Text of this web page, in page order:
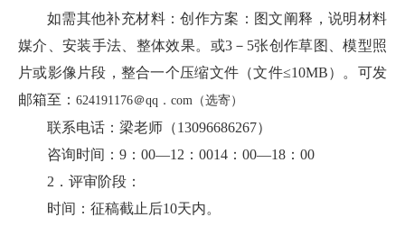
如需其他补充材料：创作方案：图文阐释，说明材料
媒介、安装手法、整体效果。或3－5张创作草图、模型照
片或影像片段，整合一个压缩文件（文件≤10MB）。可发
邮箱至： 624191176＠qq．com（选寄）
联系电话：梁老师（13096686267）
咨询时间：9：00—12：0014：00—18：00
2．评审阶段：
时间：征稿截止后10天内。